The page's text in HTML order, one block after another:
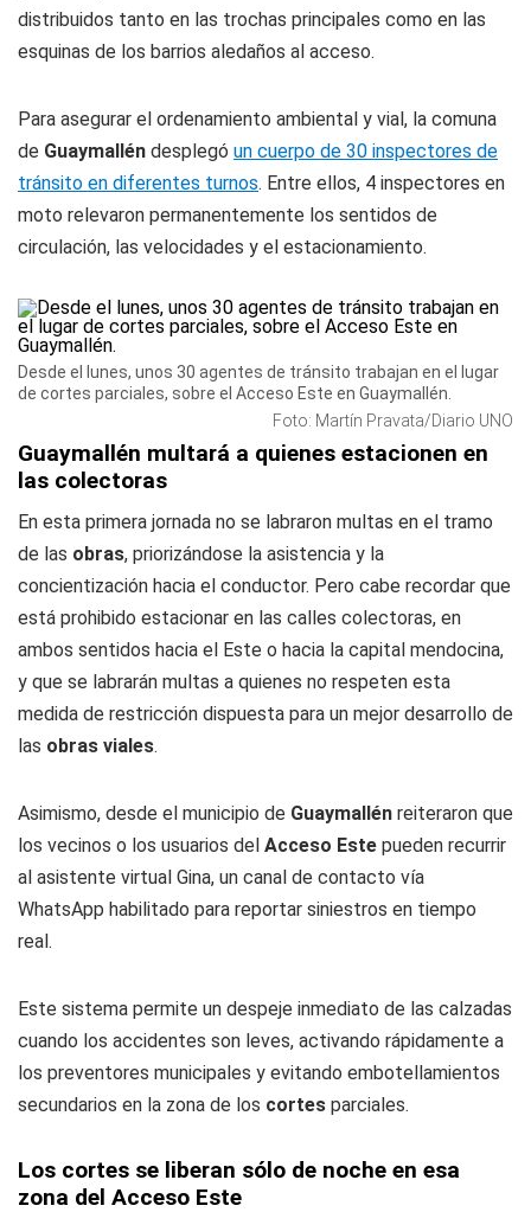
distribuidos tanto en las trochas principales como en las
esquinas de los barrios aledaños al acceso.
Para asegurar el ordenamiento ambiental y vial, la comuna
de Guaymallén desplegó un cuerpo de 30 inspectores de
tránsito en diferentes turnos. Entre ellos, 4 inspectores en
moto relevaron permanentemente los sentidos de
circulación, las velocidades y el estacionamiento.
Desde el lunes, unos 30 agentes de tránsito trabajan en el lugar
de cortes parciales, sobre el Acceso Este en Guaymallén.
Foto: Martín Pravata/Diario UNO
Guaymallén multará a quienes estacionen en
las colectoras
En esta primera jornada no se labraron multas en el tramo
de las obras, priorizándose la asistencia y la
concientización hacia el conductor. Pero cabe recordar que
está prohibido estacionar en las calles colectoras, en
ambos sentidos hacia el Este o hacia la capital mendocina,
y que se labrarán multas a quienes no respeten esta
medida de restricción dispuesta para un mejor desarrollo de
las obras viales.
Asimismo, desde el municipio de Guaymallén reiteraron que
los vecinos o los usuarios del Acceso Este pueden recurrir
al asistente virtual Gina, un canal de contacto vía
WhatsApp habilitado para reportar siniestros en tiempo
real.
Este sistema permite un despeje inmediato de las calzadas
cuando los accidentes son leves, activando rápidamente a
los preventores municipales y evitando embotellamientos
secundarios en la zona de los cortes parciales.
Los cortes se liberan sólo de noche en esa
zona del Acceso Este